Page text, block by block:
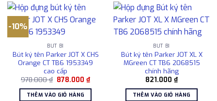
-10%
BÚT BI
Bút ký tên Parker JOT X CHS
Orange CT TB6 1953349
cao cấp
978.000₫ Giá
là:
978.000 ₫.
878.000₫Giá
hiện
tại
THÊM VÀO GIỎ HÀNG
BÚT BI
Bút ký tên Parker JOT XL X
MGreen CT TB6 2068515
chính hãng
821.000 ₫
THÊM VÀO GIỎ HÀNG